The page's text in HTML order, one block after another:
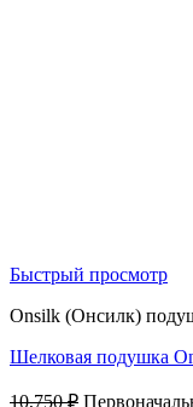
Быстрый просмотр
Onsilk (Онсилк)
Шелковая подушка
10,750₽